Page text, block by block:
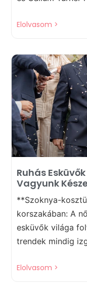
Elolvasom >
Ruhás
Vagyunk
**Szoknya-
korszakában: A
esküvők világa
trendek mindig
Elolvasom >